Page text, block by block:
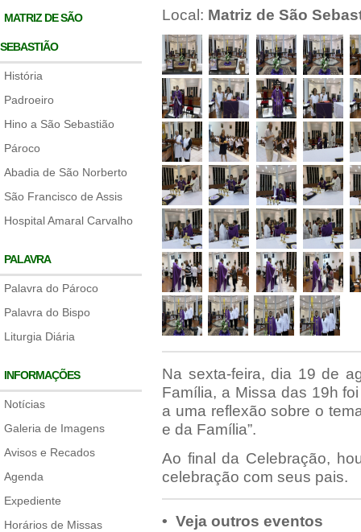
MATRIZ DE SÃO
SEBASTIÃO
História
Padroeiro
Hino a São Sebastião
Pároco
Abadia de São Norberto
São Francisco de Assis
Hospital Amaral Carvalho
PALAVRA
Palavra do Pároco
Palavra do Bispo
Liturgia Diária
INFORMAÇÕES
Notícias
Galeria de Imagens
Avisos e Recados
Agenda
Expediente
Horários de Missas
Local: Matriz de São
Na sexta-feira, dia 19 de
Família, a Missa das 19h
a uma reflexão sobre o
e da Família”.
Ao final da Celebração,
celebração com seus pais.
• Veja outros eventos